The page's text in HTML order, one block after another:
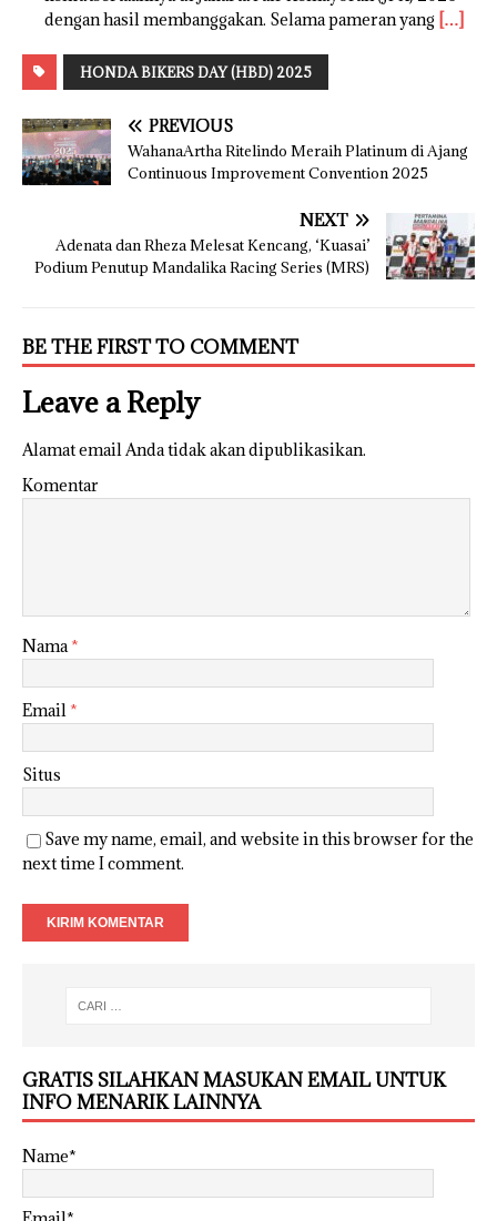
dengan hasil membanggakan. Selama pameran yang […]
HONDA BIKERS DAY (HBD) 2025
PREVIOUS
WahanaArtha Ritelindo Meraih Platinum di Ajang
Continuous Improvement Convention 2025
NEXT
Adenata dan Rheza Melesat Kencang, ‘Kuasai’
Podium Penutup Mandalika Racing Series (MRS)
BE THE FIRST TO COMMENT
Leave a Reply
Alamat email Anda tidak akan dipublikasikan.
Komentar
Nama*
Email *
Situs
Save my name, email, and website in this browser for the
next time I comment.
GRATIS SILAHKAN MASUKAN EMAIL UNTUK
INFO MENARIK LAINNYA
Name*